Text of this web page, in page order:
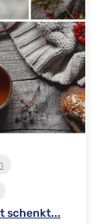
schenkt...